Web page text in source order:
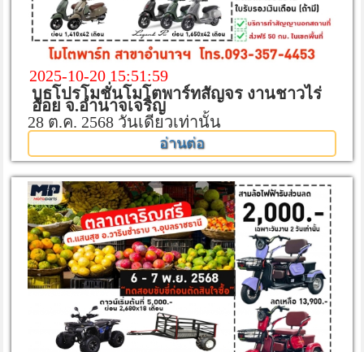
2025-10-20 15:51:59
บูธโปรโมชั่นโมโตพาร์ทสัญจร งานชาวไร่
อ้อย จ.อำนาจเจริญ
28 ต.ค. 2568 วันเดียวเท่านั้น
อ่านต่อ